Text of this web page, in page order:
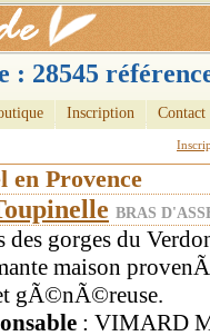
: 28545
Inscription Contact
en Provence
BRAS
des gorges du
maison
gÃ©nÃ©reuse.
: VIMARD